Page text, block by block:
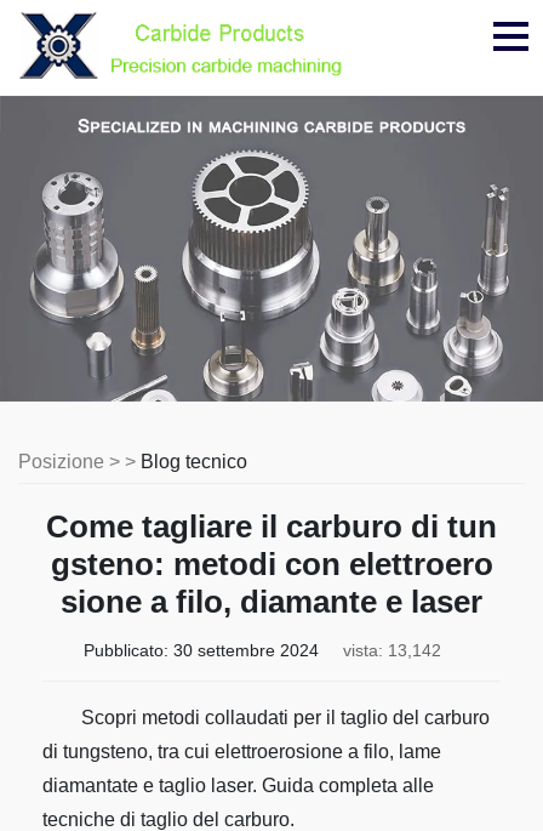
Posizione > > Blog tecnico
Come tagliare il carburo di tun
gsteno: metodi con elettroero
sione a filo, diamante e laser
Pubblicato: 30 settembre 2024 vista: 13,142
Scopri metodi collaudati per il taglio del carburo
di tungsteno, tra cui elettroerosione a filo, lame
diamantate e taglio laser. Guida completa alle
tecniche di taglio del carburo.